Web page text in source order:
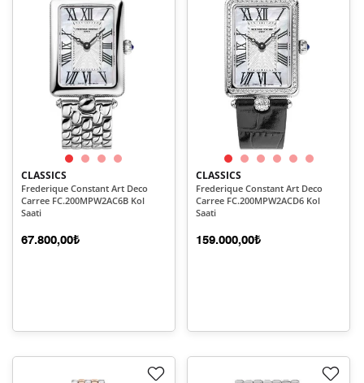
CLASSICS
Frederique Constant Art Deco
Carree FC.200MPW2AC6B Kol
Saati
67.800,00₺
CLASSICS
Frederique Constant Art Deco
Carree FC.200MPW2ACD6 Kol
Saati
159.000,00₺